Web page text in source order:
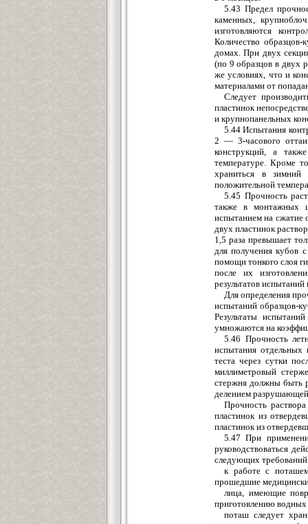
5.43 Предел
каменных,
изготовляются
Количество
домах. При двух
(по 9 образцов в двух
же условиях, что и
материалами от
Следует
пластинок
и крупнопанельных
5.44 Испытания
2 — 3-часового
конструкций, а
температуре. Кроме
храниться в
положительной
5.45 Прочность
также в монтажных
испытанием на сжатие
двух пластинок
1,5 раза превышает
для получения кубов
помощи тонкого слоя
после их
результатов
Для определения
испытаний образцов-
Результаты
умножаются на
5.46 Прочность
испытания отдельных
теста через сутки
миллиметровый
стержня должны быть
делением
Прочность
пластинок из
пластинок из
5.47 При
руководствоваться
следующих
к работе с
прошедшие
лица, имеющие
приготовлению
поташ следует